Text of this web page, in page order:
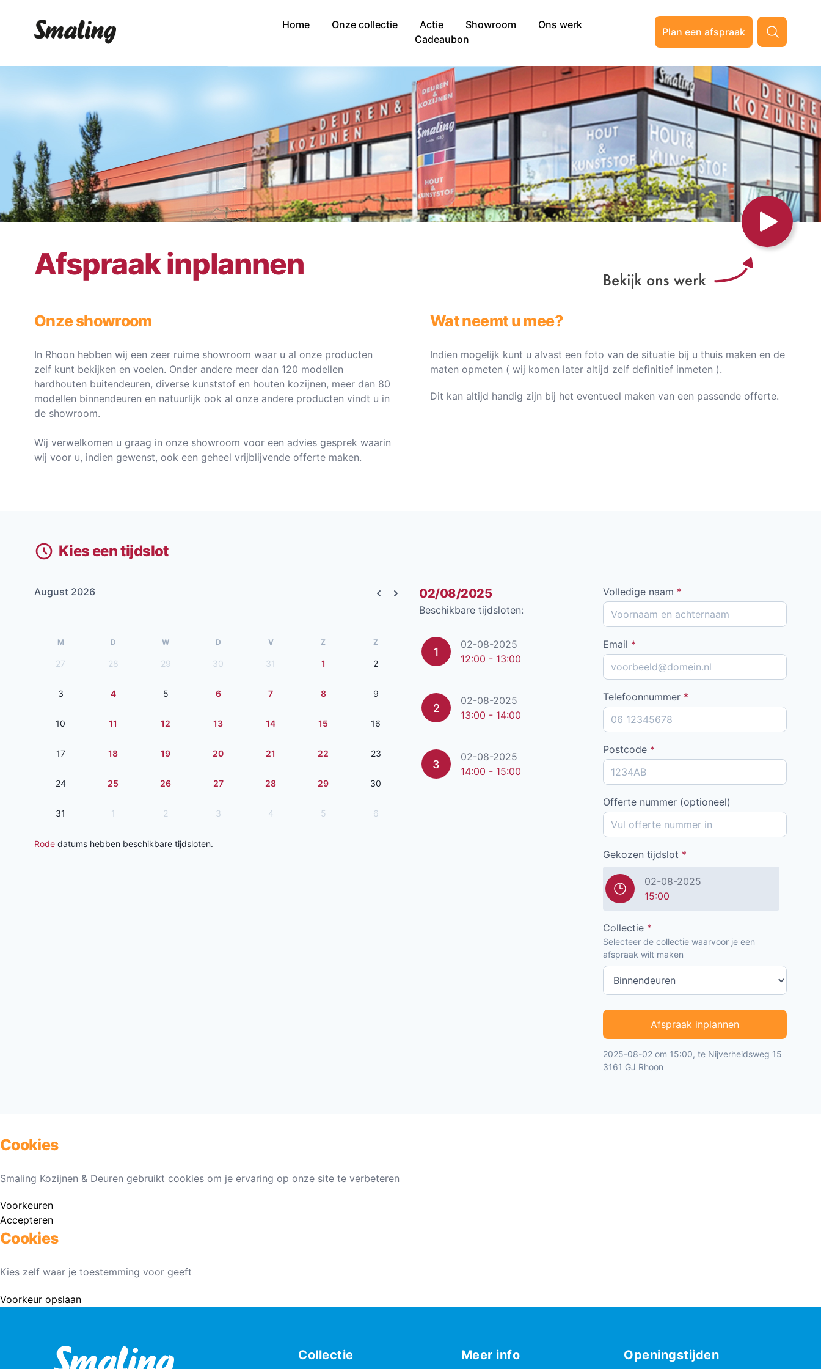
Home Onze collectie Actie Showroom
Ons werk
Cadeaubon
Plan een afspraak
Afspraak inplannen
Onze showroom
In Rhoon hebben wij een zeer ruime showroom waar u al onze producten
zelf kunt bekijken en voelen. Onder andere meer dan 120 modellen
hardhouten buitendeuren, diverse kunststof en houten kozijnen, meer dan 80
modellen binnendeuren en natuurlijk ook al onze andere producten vindt u in
de showroom.
Wij verwelkomen u graag in onze showroom voor een advies gesprek waarin
wij voor u, indien gewenst, ook een geheel vrijblijvende offerte maken.
Wat neemt u mee?
Indien mogelijk kunt u alvast een foto van de situatie bij u thuis maken en de
maten opmeten ( wij komen later altijd zelf definitief inmeten ).
Dit kan altijd handig zijn bij het eventueel maken van een passende offerte.
Kies een tijdslot
August 2026
Previous month
Next month
M D W D V Z Z
27 28 29 30 31 1 2
3 4 5 6 7 8 9
10 11 12 13 14 15 16
17 18 19 20 21 22 23
24 25 26 27 28 29 30
31 1 2 3 4 5 6
Rode datums hebben beschikbare tijdsloten.
02/08/2025
Beschikbare tijdsloten:
1
02-08-2025
12:00 - 13:00
2
02-08-2025
13:00 - 14:00
3
02-08-2025
14:00 - 15:00
Volledige naam *
Email *
Telefoonnummer *
Postcode *
Offerte nummer (optioneel)
Gekozen tijdslot *
02-08-2025
15:00
Collectie *
Selecteer de collectie waarvoor je een
afspraak wilt maken
Afspraak inplannen
2025-08-02 om 15:00, te Nijverheidsweg 15
3161 GJ Rhoon
Cookies
Smaling Kozijnen & Deuren gebruikt cookies om je ervaring op onze site te verbeteren
Voorkeuren
Accepteren
Cookies
Kies zelf waar je toestemming voor geeft
Voorkeur opslaan
Collectie Meer info Openingstijden